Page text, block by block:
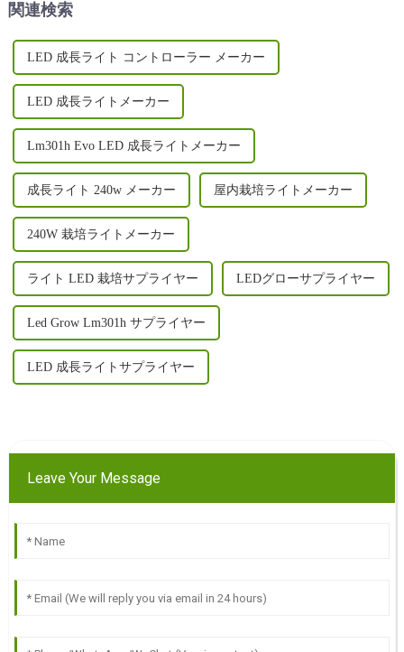
関連検索
LED 成長ライト コントローラー メーカー
LED 成長ライトメーカー
Lm301h Evo LED 成長ライトメーカー
成長ライト 240w メーカー 屋内栽培ライトメーカー
240W 栽培ライトメーカー
ライト LED 栽培サプライヤー LEDグローサプライヤー
Led Grow Lm301h サプライヤー
LED 成長ライトサプライヤー
Leave Your Message